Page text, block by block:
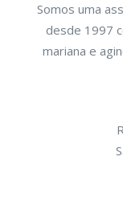
Somos uma
desde 1997
mariana e